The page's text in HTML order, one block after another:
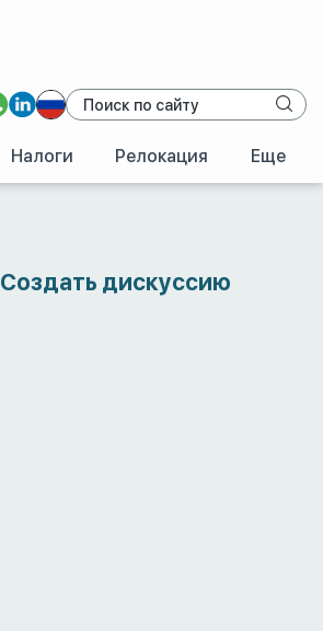
Налоги Релокация Еще
Создать дискуссию